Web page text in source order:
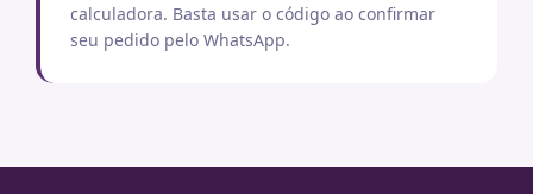
calculadora. Basta usar o código ao confirmar
seu pedido pelo WhatsApp.